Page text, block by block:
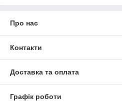
Про нас
Контакти
Доставка та оплата
Графік роботи